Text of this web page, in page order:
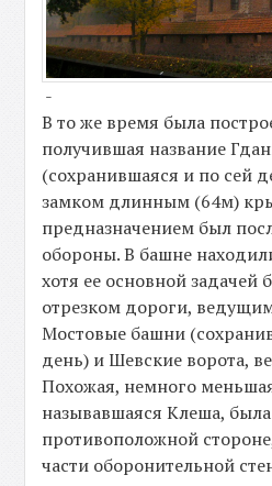
-
В то же время была
получившая название
(сохранившаяся и по сей
замком длинным (64м)
предназначением был
обороны. В башне
хотя ее основной задачей
отрезком дороги,
Мостовые башни
день) и Шевские ворота,
Похожая, немного
называвшаяся Клеша,
противоположной
части оборонительной